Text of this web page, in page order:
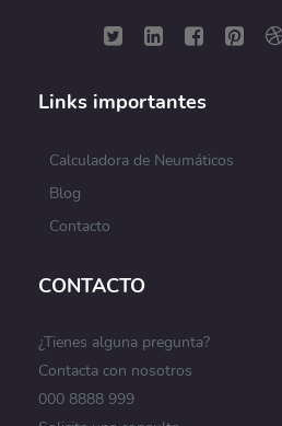
Links importantes
Calculadora de Neumáticos
Blog
Contacto
CONTACTO
¿Tienes alguna pregunta?
Contacta con nosotros
000 8888 999